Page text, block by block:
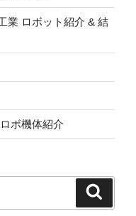
業 ロボット紹介 & 結
ボ機体紹介